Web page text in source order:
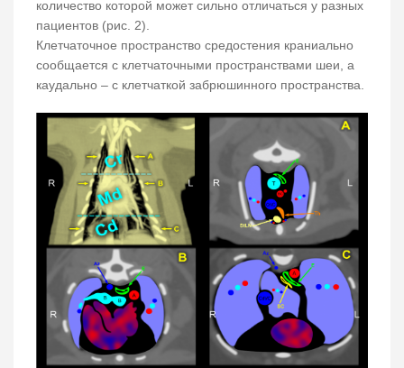
количество которой может сильно отличаться у разных
пациентов (рис. 2).
Клетчаточное пространство средостения краниально
сообщается с клетчаточными пространствами шеи, а
каудально – с клетчаткой забрюшинного пространства.